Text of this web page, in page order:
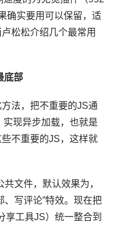
确实要用可以保留，适
松松介绍几个最常用
底部
法，把不重要的JS通
现异步加载，也就是
不重要的JS，这样就
文件，默认效果为，
、写评论”特效。现在把
享工具JS）统一整合到